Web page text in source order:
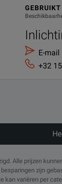
GEBRUIKT
E-mail
+32
Alle prijzen
zijn
variëren per